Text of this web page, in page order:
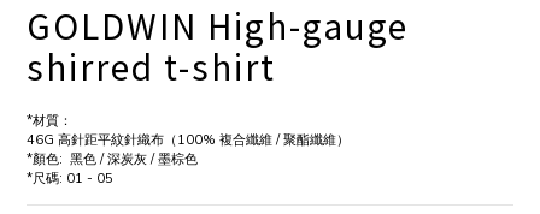
GOLDWIN High-gauge
shirred t-shirt
*材質：
46G 高針距平紋針織布（100% 複合纖維 / 聚酯纖維）
*顏色:  黑色 / 深炭灰 / 墨棕色
*尺碼: 01 - 05